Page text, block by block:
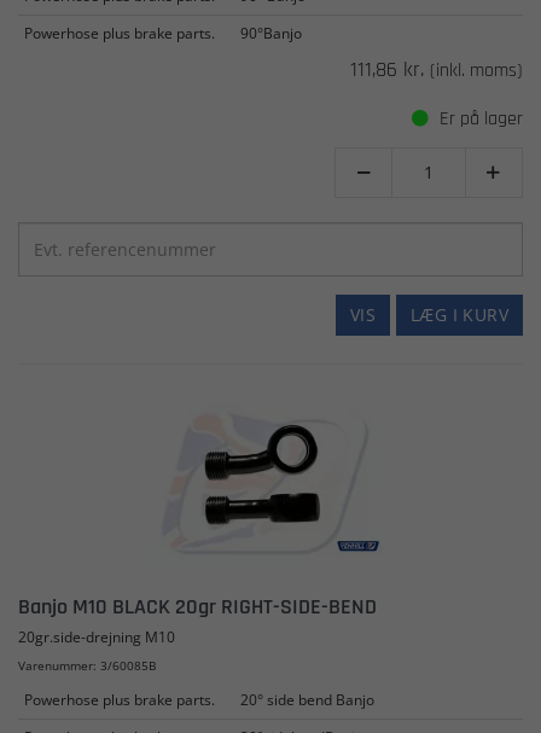
Powerhose plus brake parts.
90°Banjo
111,86 kr. (inkl. moms)
Er på lager
 
LÆG I KURV
VIS
Banjo M10 BLACK 20gr RIGHT-SIDE-BEND
20gr.side-drejning M10
Varenummer: 3/60085B
Powerhose plus brake parts.
20° side bend Banjo